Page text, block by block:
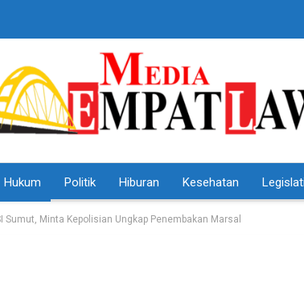
Hukum Politik Hiburan Kesehatan
Sumut, Minta Kepolisian Ungkap Penembakan Marsal